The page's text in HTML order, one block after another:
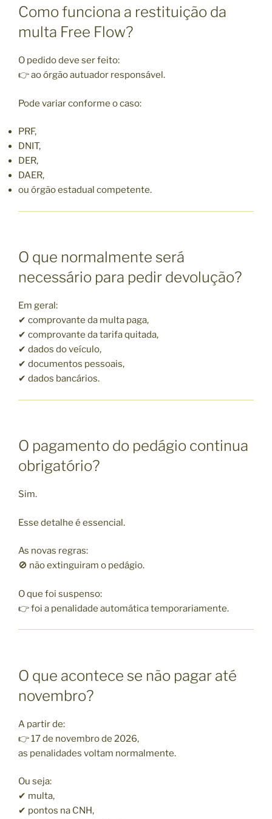
Como funciona a restituição da
multa Free Flow?
O pedido deve ser feito:
👉 ao órgão autuador responsável.
Pode variar conforme o caso:
PRF,
DNIT,
DER,
DAER,
ou órgão estadual competente.
O que normalmente será
necessário para pedir devolução?
Em geral:
✔ comprovante da multa paga,
✔ comprovante da tarifa quitada,
✔ dados do veículo,
✔ documentos pessoais,
✔ dados bancários.
O pagamento do pedágio continua
obrigatório?
Sim.
Esse detalhe é essencial.
As novas regras:
🚫 não extinguiram o pedágio.
O que foi suspenso:
👉 foi a penalidade automática temporariamente.
O que acontece se não pagar até
novembro?
A partir de:
👉 17 de novembro de 2026,
as penalidades voltam normalmente.
Ou seja:
✔ multa,
✔ pontos na CNH,